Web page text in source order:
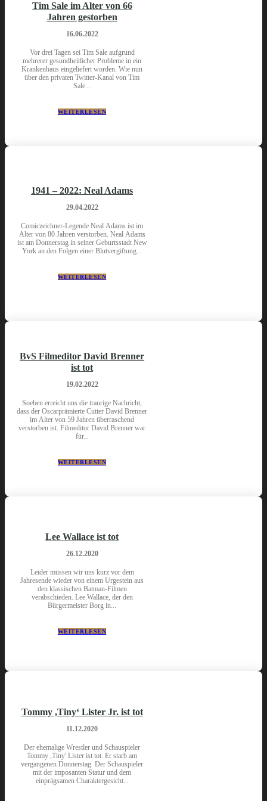
Tim Sale im Alter von 66
Jahren gestorben
16.06.2022
Vor drei Tagen sei Tim Sale aufgrund
mehrerer gesundheitlicher Probleme in ein
Krankenhaus eingeliefert worden. Wie nun
über den privaten Twitter-Kanal von Tim
Sale...
WEITERLESEN
1941 – 2022: Neal Adams
29.04.2022
Comiczeichner-Legende Neal Adams ist im
Alter von 80 Jahren verstorben. Neal Adams
ist am Donnerstag in seiner Geburtsstadt New
York an den Folgen einer Blutvergiftung...
WEITERLESEN
BvS Filmeditor David Brenner
ist tot
19.02.2022
Soeben erreicht uns die traurige Nachricht,
dass der Oscarprämierte Cutter David Brenner
im Alter von 59 Jahren überraschend
verstorben ist. Filmeditor David Brenner war
für...
WEITERLESEN
Lee Wallace ist tot
26.12.2020
Leider müssen wir uns kurz vor dem
Jahresende wieder von einem Urgestein aus
den klassischen Batman-Filmen
verabschieden. Lee Wallace, der den
Bürgermeister Borg in...
WEITERLESEN
Tommy ,Tiny‘ Lister Jr. ist tot
11.12.2020
Der ehemalige Wrestler und Schauspieler
Tommy ,Tiny' Lister ist tot. Er starb am
vergangenen Donnerstag. Der Schauspieler
mit der imposanten Statur und dem
einprägsamen Charaktergesicht...